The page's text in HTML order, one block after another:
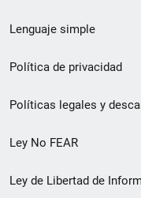
de
pie
de
página
Lenguaje simple
Política de privacidad
Políticas legales y
Ley No FEAR
Ley de Libertad de